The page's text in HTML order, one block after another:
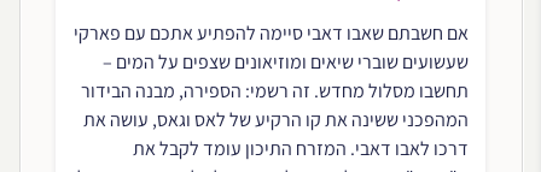
אם חשבתם שאבו דאבי סיימה להפתיע אתכם עם פארקי
שעשועים שוברי שיאים ומוזיאונים שצפים על המים –
תחשבו מסלול מחדש. זה רשמי: הספירה, מבנה הבידור
המהפכני ששינה את קו הרקיע של לאס וגאס, עושה את
דרכו לאבו דאבי. המזרח התיכון עומד לקבל את